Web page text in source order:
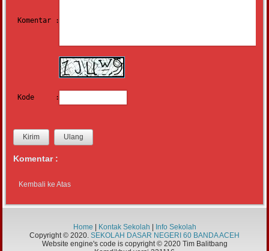
Komentar :
Kode     :
Komentar :
Kembali ke Atas
Home | Kontak Sekolah | Info Sekolah
Copyright © 2020. SEKOLAH DASAR NEGERI 60 BANDA ACEH
Website engine's code is copyright © 2020 Tim Balitbang